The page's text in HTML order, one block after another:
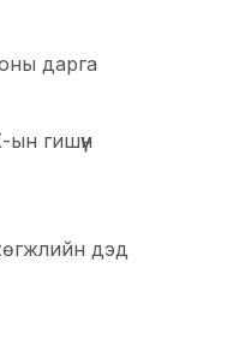
дарга
гишүүн
дэд